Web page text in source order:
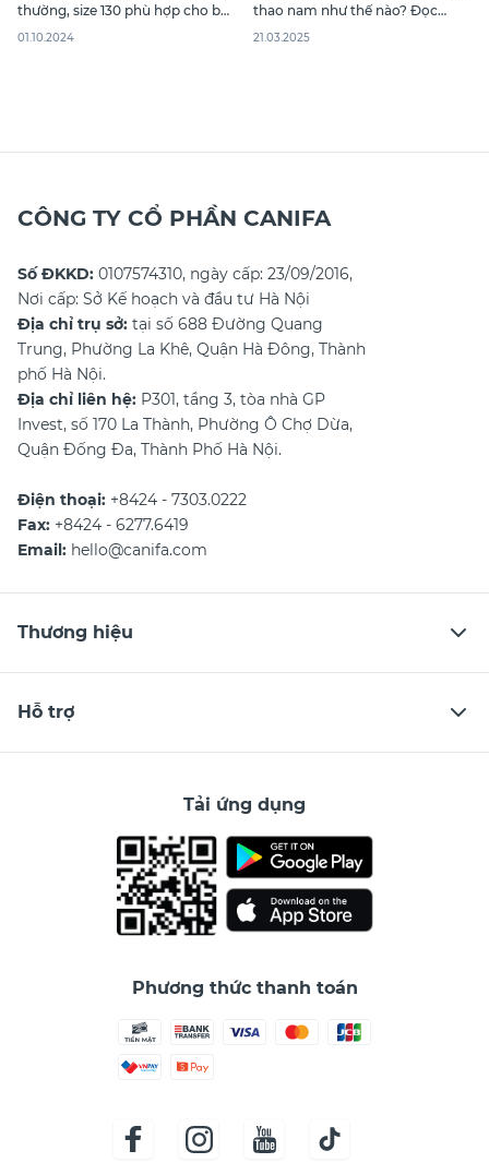
thường, size 130 phù hợp cho bé
có cân nặng khoảng 25-30kg.
01.10.2024
thao nam như thế nào? Đọc
ngay 10+ cách phối đồ với giày
21.03.2025
CÔNG TY CỔ PHẦN CANIFA
Số ĐKKD: 0107574310, ngày cấp: 23/09/2016,
Nơi cấp: Sở Kế hoạch và đầu tư Hà Nội
Địa chỉ trụ sở: tại số 688 Đường Quang
Trung, Phường La Khê, Quận Hà Đông, Thành
phố Hà Nội.
Địa chỉ liên hệ: P301, tầng 3, tòa nhà GP
Invest, số 170 La Thành, Phường Ô Chợ Dừa,
Quận Đống Đa, Thành Phố Hà Nội.
Điện thoại: +8424 - 7303.0222
Fax: +8424 - 6277.6419
Email: hello@canifa.com
Thương hiệu
Hỗ trợ
Tải ứng dụng
Phương thức thanh toán